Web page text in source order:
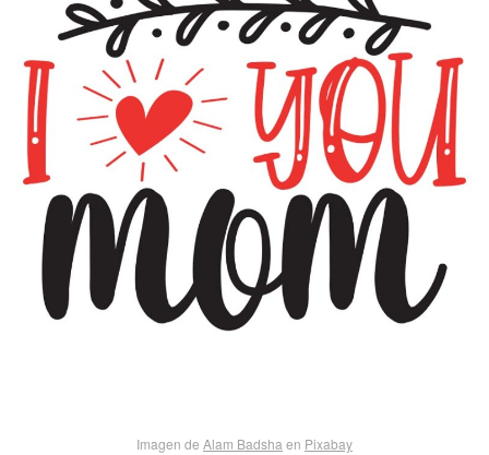
Imagen de Alam Badshaen Pixabay